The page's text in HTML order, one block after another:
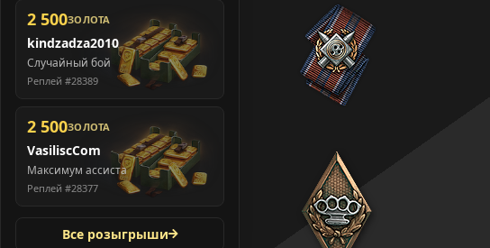
2 500ЗОЛОТА
kindzadza2010
Случайный бой
Реплей #28389
2 500ЗОЛОТА
VasiliscCom
Максимум ассиста
Реплей #28377
Все розыгрыши